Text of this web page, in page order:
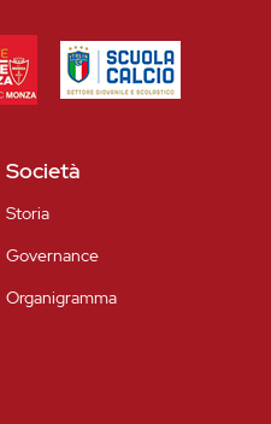
Società
Storia
Governance
Organigramma